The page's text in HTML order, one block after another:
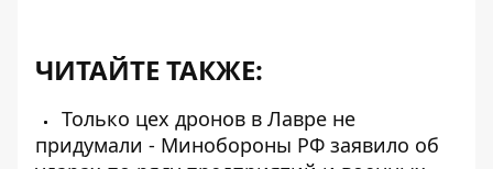
ЧИТАЙТЕ ТАКЖЕ:
Только цех дронов в Лавре не
придумали - Минобороны РФ заявило об